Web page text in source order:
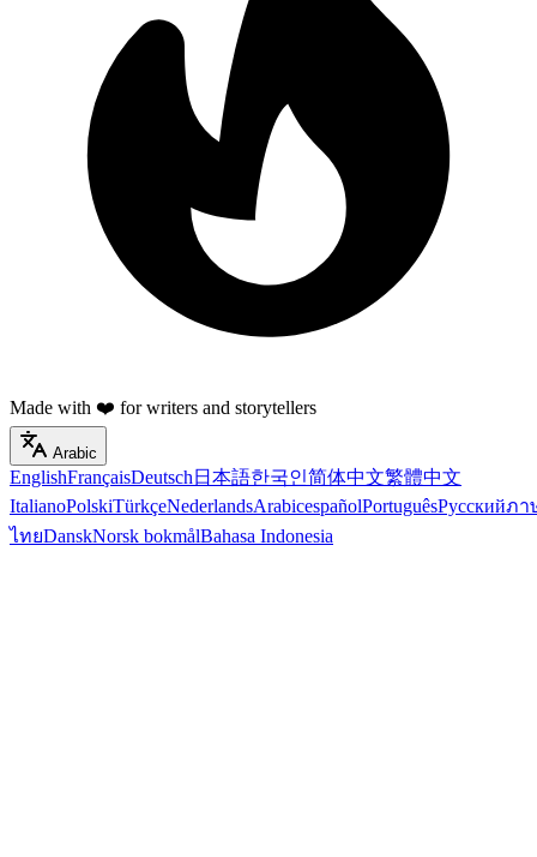
Made with ❤️ for writers and storytellers
Arabic
EnglishFrançaisDeutsch 日本語한국인简体中文繁體中文
ItalianoPolskiTürkçeNederlandsArabicespañolPortuguêsРусскийภา
ไทยDanskNorsk bokmålBahasa Indonesia